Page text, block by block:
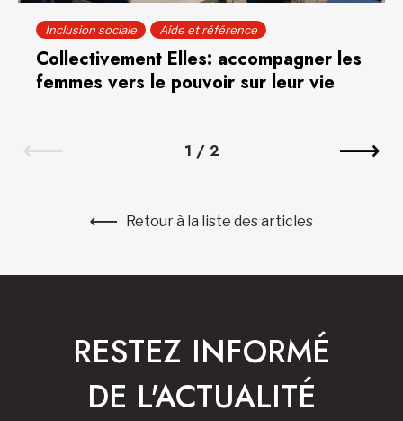
Inclusion sociale Aide et référence
Collectivement Elles: accompagner les
femmes vers le pouvoir sur leur vie
1 / 2
Retour à la liste des articles
RESTEZ INFORMÉ
DE L'ACTUALITÉ